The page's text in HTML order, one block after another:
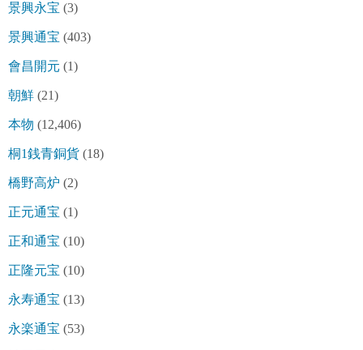
景興永宝 (3)
景興通宝 (403)
會昌開元 (1)
朝鮮 (21)
本物 (12,406)
桐1銭青銅貨 (18)
橋野高炉 (2)
正元通宝 (1)
正和通宝 (10)
正隆元宝 (10)
永寿通宝 (13)
永楽通宝 (53)